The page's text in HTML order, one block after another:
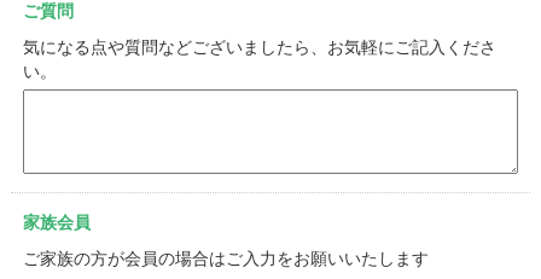
ご質問
気になる点や質問などございましたら、お気軽にご記入くださ
い。
家族会員
ご家族の方が会員の場合はご入力をお願いいたします